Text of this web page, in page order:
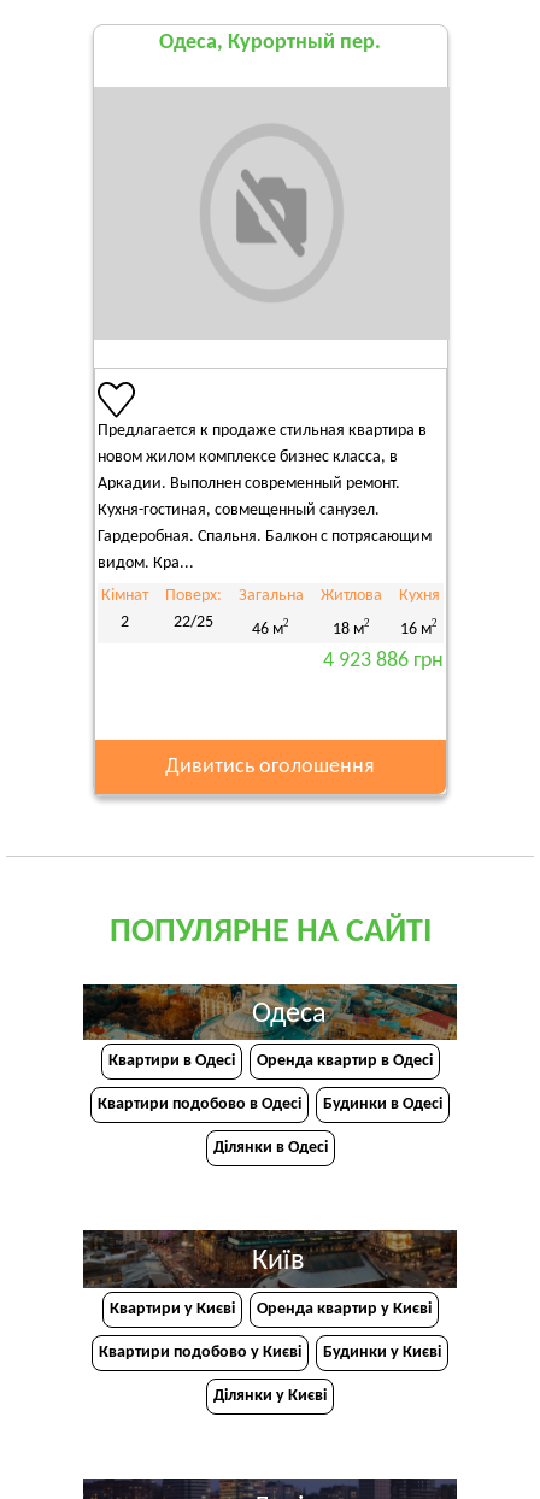
Одеса, Курортный пер.
Предлагается к продаже стильная квартира в
новом жилом комплексе бизнес класса, в
Аркадии. Выполнен современный ремонт.
Кухня-гостиная, совмещенный санузел.
Гардеробная. Спальня. Балкон с потрясающим
видом. Кра...
Кімнат
2
Поверх:
22/25
Загальна
46 м2
Житлова
18 м2
Кухня
16 м2
4 923 886 грн
Дивитись оголошення
ПОПУЛЯРНЕ НА САЙТІ
Одеса
Квартири в Одесі Оренда квартир в Одесі
Квартири подобово в Одесі Будинки в Одесі
Ділянки в Одесі
Київ
Квартири у Києві Оренда квартир у Києві
Квартири подобово у Києві Будинки у Києві
Ділянки у Києві